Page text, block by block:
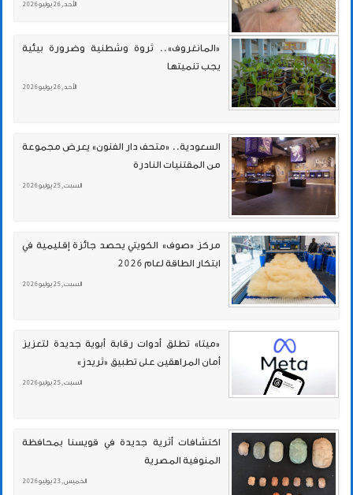
الأحد , 26 يوليو 2026
«المانغروف».. ثروة وشطنية وضرورة بيئية
يجب تنميتها
الأحد , 26 يوليو 2026
السعودية.. «متحف دار الفنون» يعرض مجموعة
من المقتنيات النادرة
السبت , 25 يوليو 2026
مركز «صوف» الكويتي يحصد جائزة إقليمية في
ابتكار الطاقة لعام 2026
السبت , 25 يوليو 2026
«ميتا» تطلق أدوات رقابة أبوية جديدة لتعزيز
أمان المراهقين على تطبيق «ثريدز»
السبت , 25 يوليو 2026
اكتشافات أثرية جديدة في قويسنا بمحافظة
المنوفية المصرية
الخميس , 23 يوليو 2026